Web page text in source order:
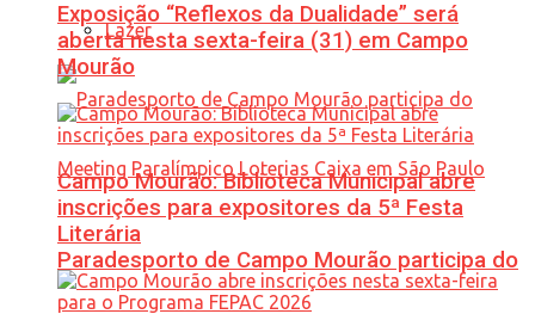
Lazer
Paradesporto de Campo Mourão participa do
Exposição “Reflexos da Dualidade” será
aberta nesta sexta-feira (31) em Campo
Mourão
Campo Mourão: Biblioteca Municipal abre
inscrições para expositores da 5ª Festa
Literária